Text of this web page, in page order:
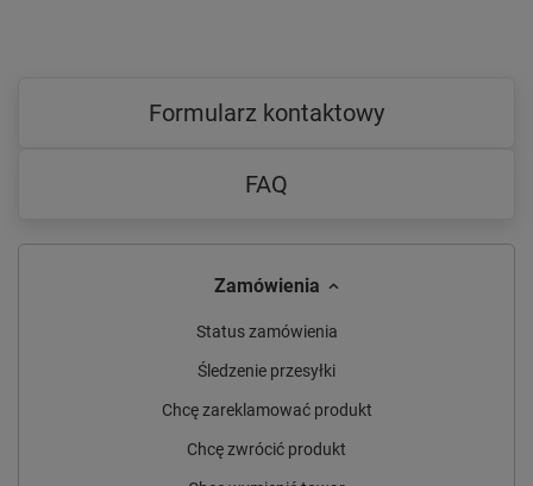
Formularz kontaktowy
FAQ
Zamówienia
Status zamówienia
Śledzenie przesyłki
Chcę zareklamować produkt
Chcę zwrócić produkt